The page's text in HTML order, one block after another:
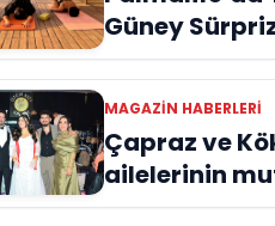
Güney
MAGAZIN HABERLERI
Çapraz ve
ailelerinin
günü